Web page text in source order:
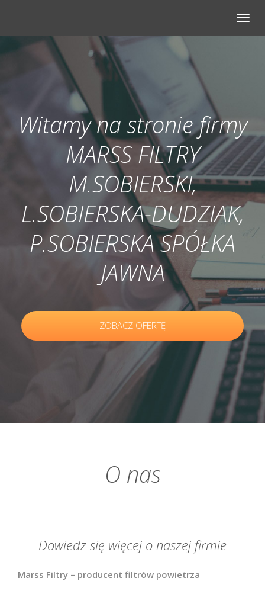
Witamy na stronie firmy
MARSS FILTRY
M.SOBIERSKI,
L.SOBIERSKA-DUDZIAK,
P.SOBIERSKA SPÓŁKA
JAWNA
ZOBACZ OFERTĘ
O nas
Dowiedz się więcej o naszej firmie
Marss Filtry – producent filtrów powietrza